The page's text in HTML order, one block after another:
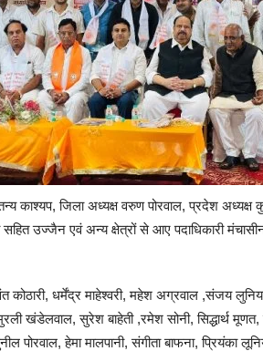
काश्यप, जिला अध्यक्ष वरुण पोरवाल, प्रदेश अध्यक्ष
सहित उज्जैन एवं अन्य क्षेत्रों से आए पदाधिकारी
कोठारी, धर्मेंद्र माहेश्वरी, महेश अग्रवाल ,संजय
खंडेलवाल, सुरेश बाहेती ,रमेश सोनी, सिद्धार्थ मूणत,
पोरवाल, हेमा मालपानी, संगीता बाफना, प्रियंका